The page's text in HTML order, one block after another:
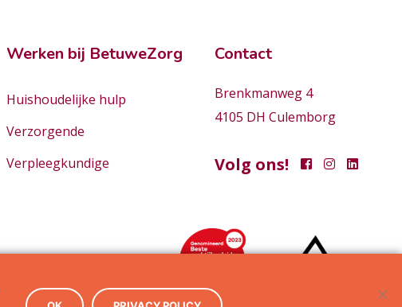
Werken bij BetuweZorg
Huishoudelijke hulp
Verzorgende
Verpleegkundige
Contact
Brenkmanweg 4
4105 DH Culemborg
Volg ons!